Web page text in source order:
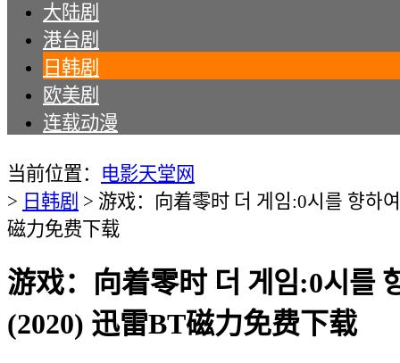
大陆剧
港台剧
日韩剧
欧美剧
连载动漫
当前位置： 电影天堂网
> 日韩剧 > 游戏：向着零时 더 게임:0시를 향하
磁力免费下载
游戏：向着零时 더 게임:0시를
(2020) 迅雷BT磁力免费下载